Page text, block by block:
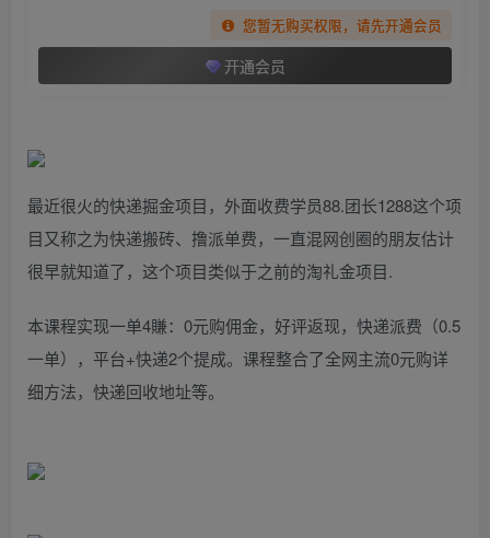
您暂无购买权限，请先开通会员
开通会员
最近很火的快递掘金项目，外面收费学员88.团长1288这个项
目又称之为快递搬砖、撸派单费，一直混网创圈的朋友估计
很早就知道了，这个项目类似于之前的淘礼金项目.
本课程实现一单4賺：0元购佣金，好评返现，快递派费（0.5
一单），平台+快递2个提成。课程整合了全网主流0元购详
细方法，快递回收地址等。